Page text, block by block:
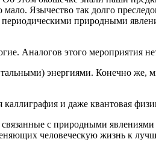
Язычество так долго
природными
Аналогов этого мероприятия
энергиями. Конечно же,
и даже квантовая
с природными
человеческую жизнь к